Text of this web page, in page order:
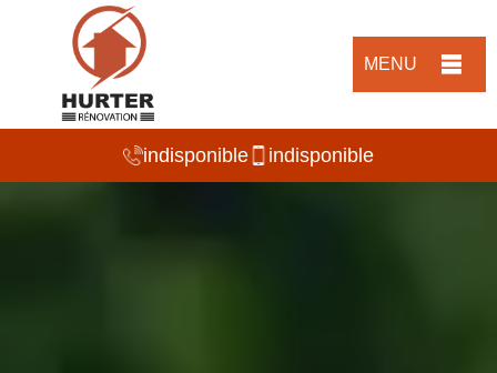
MENU
indisponible indisponible